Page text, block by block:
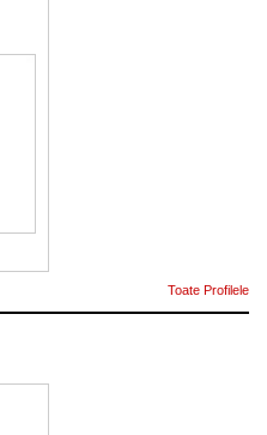
Toate Profilele